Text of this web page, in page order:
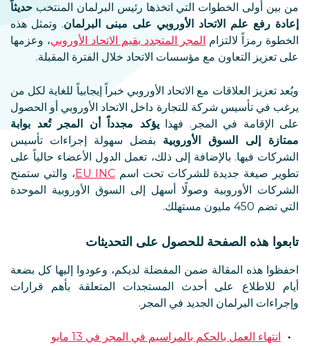
من بين أولى الخطوات التي اتخذها رئيس البرلمان المنتخب حديثاً
إعادة رفع علم الاتحاد الأوروبي على مبنى البرلمان. وتمثل هذه
الخطوة رمزاً لالتزام المجر المتجدد بقيم الاتحاد الأوروبي، وعزمها
على تعزيز التعاون مع مؤسسات الاتحاد خلال الفترة المقبلة.
ويُعد تعزيز العلاقات مع الاتحاد الأوروبي خبراً إيجابياً للغاية لكل من
يرغب في تأسيس شركة للتجارة داخل الاتحاد الأوروبي أو الحصول
على الإقامة في المجر. فهذايؤكد مجدداً أن المجر تُعد بوابة
ممتازة إلى السوق الأوروبية بفضل سهولة إجراءات تأسيس
الشركات فيها. بالإضافة إلى ذلك، تعمل الدول الأعضاء حالياً على
تطوير صيغة جديدة للشركات تحت اسم EU INC، والتي ستمنح
الشركات الأوروبية وصولًا أسهل إلى السوق الأوروبية الموحدة
التي تضم 450 مليون مستهلك.
تابعوا هذه الصفحة للحصول على التحديثات
احفظوا هذه المقالة ضمن المفضلة لديكم، وعودوا إليها كل بضعة
أيام للاطلاع على أحدث المستجدات المتعلقة بأهم قرارات
وإجراءات البرلمان الجديد في المجر.
انتهاء العمل بالحكم بالمراسيم في المجر في 13 مايو